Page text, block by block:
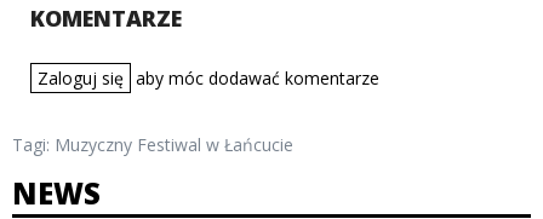
KOMENTARZE
Zaloguj się aby móc dodawać komentarze
Tagi: Muzyczny Festiwal w Łańcucie
NEWS